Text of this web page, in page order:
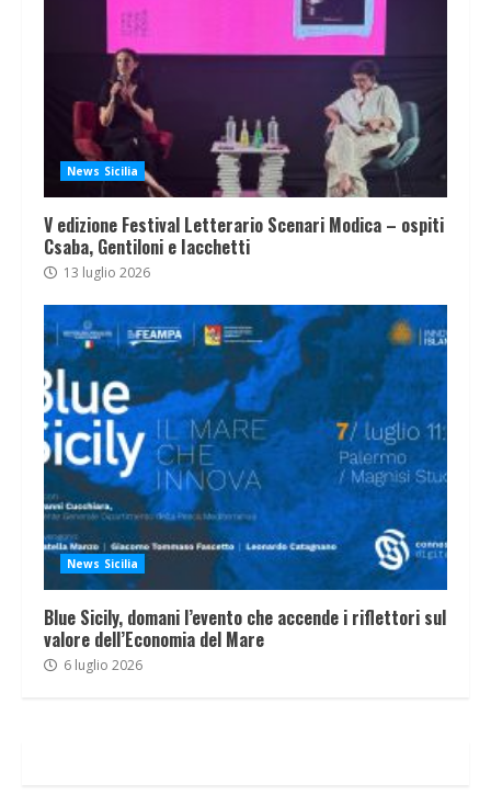
News Sicilia
V edizione Festival Letterario Scenari Modica – ospiti
Csaba, Gentiloni e Iacchetti
13 luglio 2026
News Sicilia
Blue Sicily, domani l’evento che accende i riflettori sul
valore dell’Economia del Mare
6 luglio 2026